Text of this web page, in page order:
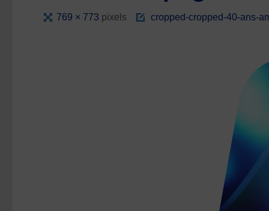
Full769 × 773 pixels cropped-cropped-40-ans-